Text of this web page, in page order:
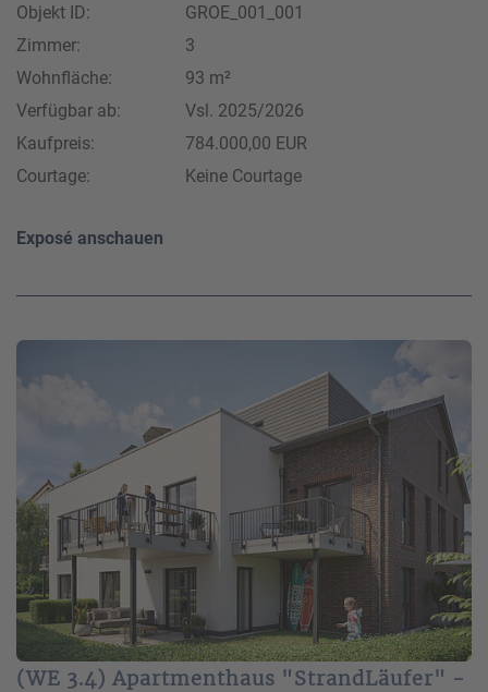
Objekt ID:
GROE_001_001
Zimmer:
3
Wohnfläche:
93 m²
Verfügbar ab:
Vsl. 2025/2026
Kaufpreis:
784.000,00 EUR
Courtage:
Keine Courtage
Exposé anschauen
(WE 3.4) Apartmenthaus "StrandLäufer" -